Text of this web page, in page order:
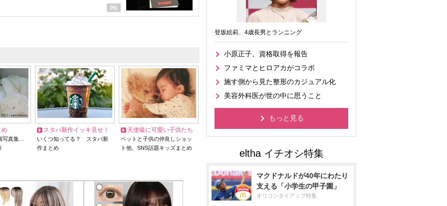
め
写真集…
スタバ新作イッキ見せ！
いくつ知ってる？ スタバ新
作まとめ
天使級に可愛い子供たち
ペットと子供の仲良しショッ
ト他、SNS話題キッズまとめ
登坂絵莉、4歳長男とランニング
小原正子、資格取得を報告
ファミマとヒロアカがコラボ
施す側から見た整形のカジュアル化
美容外科医が世の中に思うこと
もっと見る
マクドナルドが40年にわたり
支える「小学生の甲子園」
オリコンタイアップ特集